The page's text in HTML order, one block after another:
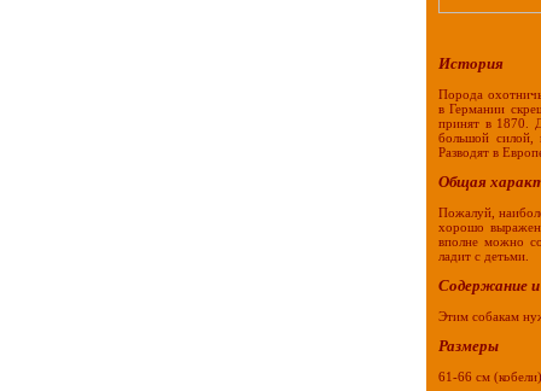
История
Порода
в Германии
принят в 1870.
большой силой,
Разводят в
Общая
Пожалуй,
хорошо
вполне можно
ладит с детьми.
Содержание и
Этим собакам
Размеры
61-66 см